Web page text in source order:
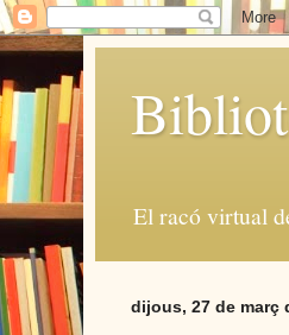
El racó virtual
dijous, 27 de març